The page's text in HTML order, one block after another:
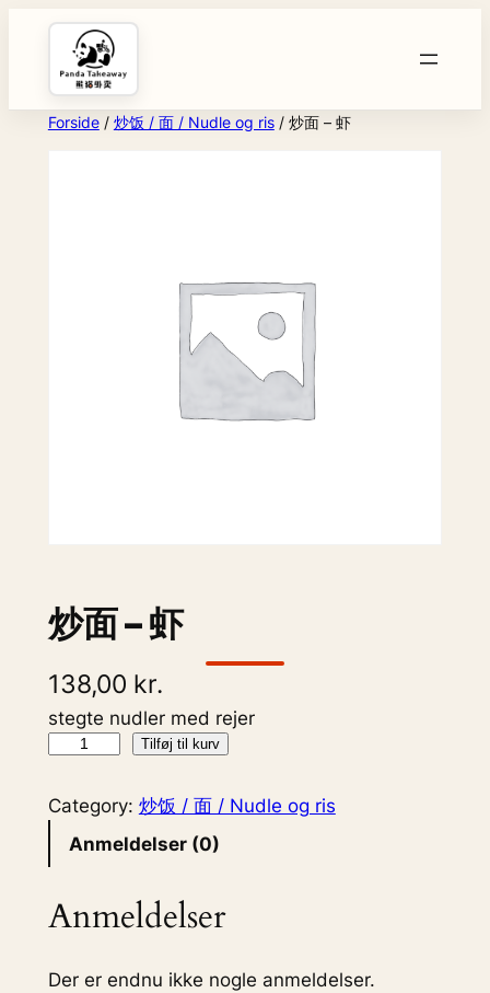
Spring
indhold
Forside/ 炒饭 / 面 / Nudle og ris/ 炒面 – 虾
炒面 – 虾
138,00 kr.
stegte nudler med rejer
–
t
l
Tilføj til kurv
Category: 炒饭 / 面 / Nudle og ris
Anmeldelser (0)
Anmeldelser
Der er endnu ikke nogle anmeldelser.